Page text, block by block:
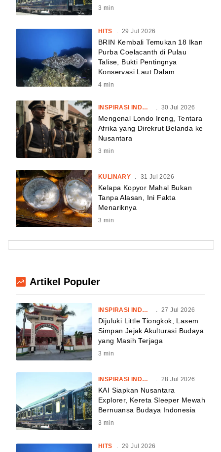
3 min
HITS 29 Jul 2026
BRIN Kembali Temukan 18 Ikan
Purba Coelacanth di Pulau
Talise, Bukti Pentingnya
Konservasi Laut Dalam
4 min
INSPIRASI INDONESIA 30 Jul 2026
Mengenal Londo Ireng, Tentara
Afrika yang Direkrut Belanda ke
Nusantara
3 min
KULINARY . 31 Jul 2026
Kelapa Kopyor Mahal Bukan
Tanpa Alasan, Ini Fakta
Menariknya
3 min
Artikel Populer
INSPIRASI INDONESIA . 27 Jul 2026
Dijuluki Little Tiongkok, Lasem
Simpan Jejak Akulturasi Budaya
yang Masih Terjaga
3 min
INSPIRASI INDONESIA . 28 Jul 2026
KAI Siapkan Nusantara
Explorer, Kereta Sleeper Mewah
Bernuansa Budaya Indonesia
3 min
HITS 29 Jul 2026